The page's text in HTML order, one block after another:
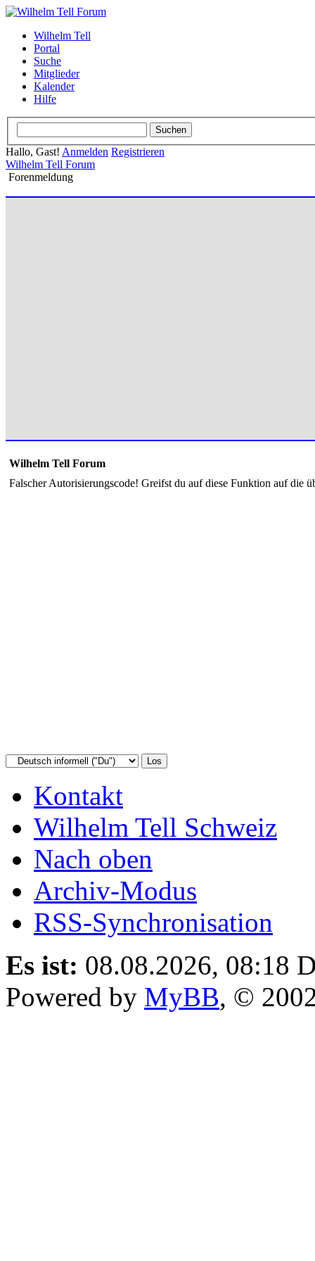
Wilhelm Tell
Portal
Suche
Mitglieder
Kalender
Hilfe
Hallo, Gast! Anmelden Registrieren
Wilhelm Tell Forum
Forenmeldung
Wilhelm Tell Forum
Falscher Autorisierungscode! Greifst du auf diese Funktion auf die
Kontakt
Wilhelm Tell Schweiz
Nach oben
Archiv-Modus
RSS-Synchronisation
Es ist: 08.08.2026, 08:18
Powered by MyBB, ©